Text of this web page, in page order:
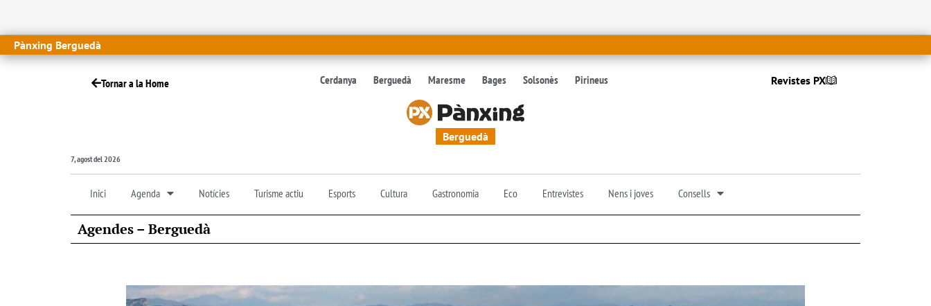
Pànxing Berguedà
Tornar a la Home Cerdanya Berguedà Maresme Bages Solsonès Pirineus Revistes PX
Berguedà
7, agost del 2026
Inici Agenda Notícies Turisme actiu Esports Cultura Gastronomia Eco Entrevistes Nens i joves Consells
Agendes – Berguedà